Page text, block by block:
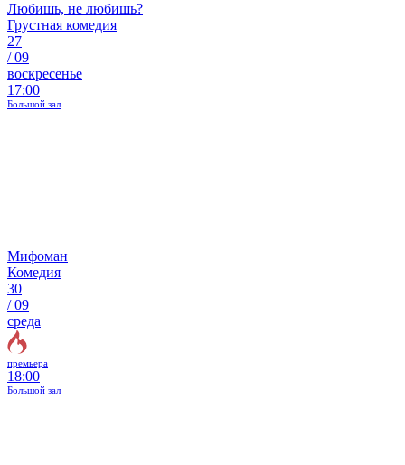
Любишь, не любишь?
Грустная комедия
27
/09
воскресенье
17:00
Большой зал
Мифоман
Комедия
30
/09
среда
премьера
18:00
Большой зал